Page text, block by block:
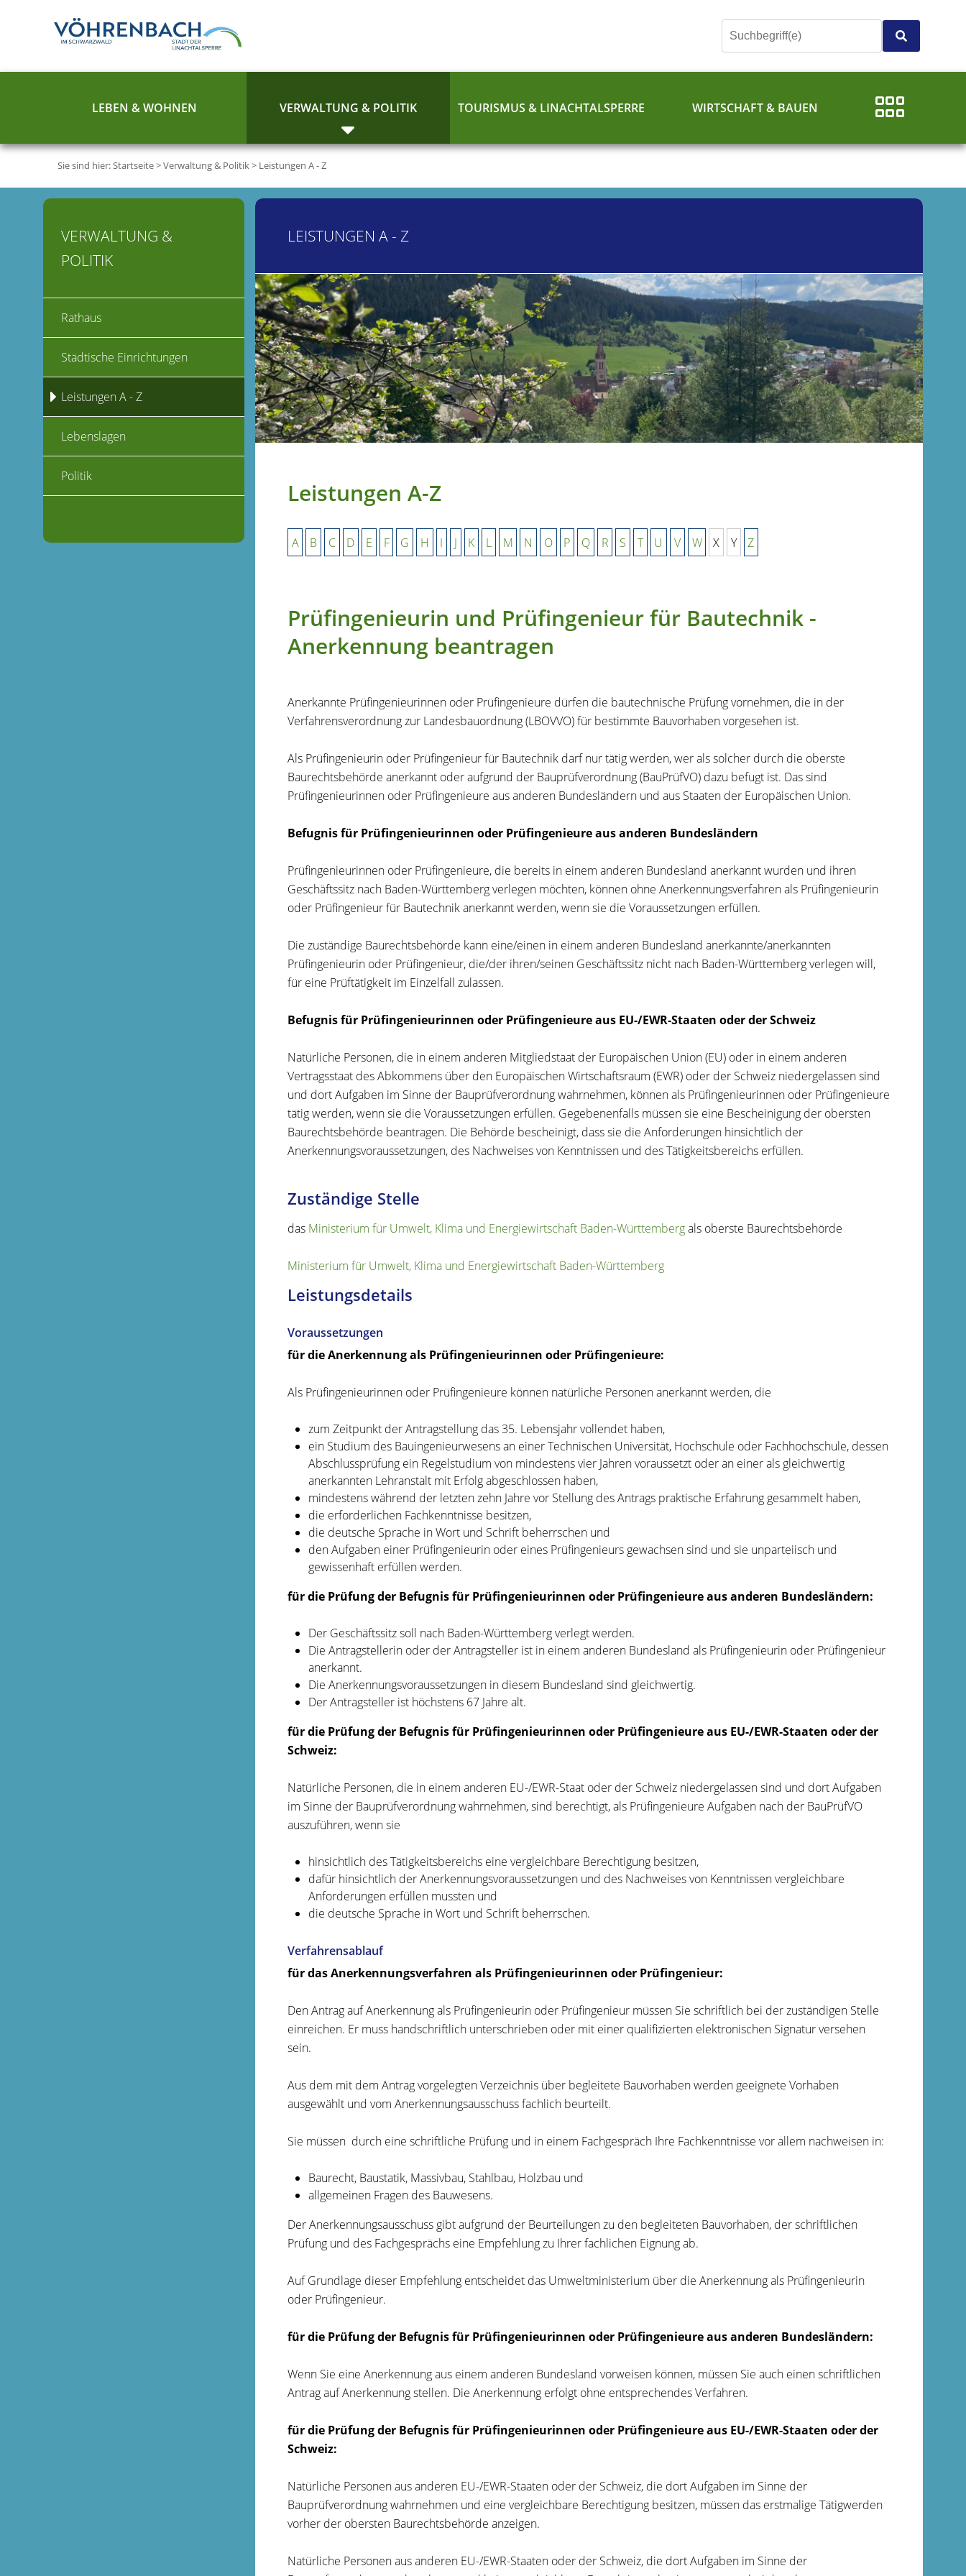
LEBEN & WOHNEN VERWALTUNG & POLITIK TOURISMUS & LINACHTALSPERRE WIRTSCHAFT & BAUEN
Sie sind hier:Startseite>Verwaltung & Politik> Leistungen A - Z
LEISTUNGEN A - Z
Leistungen A-Z
A B C D E F G H I J K L M N O P Q R S T U V W X Y Z
Prüfingenieurin und Prüfingenieur für Bautechnik -
Anerkennung beantragen
Anerkannte Prüfingenieurinnen oder Prüfingenieure dürfen die bautechnische Prüfung vornehmen, die in der
Verfahrensverordnung zur Landesbauordnung (LBOVVO) für bestimmte Bauvorhaben vorgesehen ist.
Als Prüfingenieurin oder Prüfingenieur für Bautechnik darf nur tätig werden, wer als solcher durch die oberste
Baurechtsbehörde anerkannt oder aufgrund der Bauprüfverordnung (BauPrüfVO) dazu befugt ist. Das sind
Prüfingenieurinnen oder Prüfingenieure aus anderen Bundesländern und aus Staaten der Europäischen Union.
Befugnis für Prüfingenieurinnen oder Prüfingenieure aus anderen Bundesländern
Prüfingenieurinnen oder Prüfingenieure, die bereits in einem anderen Bundesland anerkannt wurden und ihren
Geschäftssitz nach Baden-Württemberg verlegen möchten, können ohne Anerkennungsverfahren als Prüfingenieurin
oder Prüfingenieur für Bautechnik anerkannt werden, wenn sie die Voraussetzungen erfüllen.
Die zuständige Baurechtsbehörde kann eine/einen in einem anderen Bundesland anerkannte/anerkannten
Prüfingenieurin oder Prüfingenieur, die/der ihren/seinen Geschäftssitz nicht nach Baden-Württemberg verlegen will,
für eine Prüftätigkeit im Einzelfall zulassen.
Befugnis für Prüfingenieurinnen oder Prüfingenieure aus EU-/EWR-Staaten oder der Schweiz
Natürliche Personen, die in einem anderen Mitgliedstaat der Europäischen Union (EU) oder in einem anderen
Vertragsstaat des Abkommens über den Europäischen Wirtschaftsraum (EWR) oder der Schweiz niedergelassen sind
und dort Aufgaben im Sinne der Bauprüfverordnung wahrnehmen, können als Prüfingenieurinnen oder Prüfingenieure
tätig werden, wenn sie die Voraussetzungen erfüllen. Gegebenenfalls müssen sie eine Bescheinigung der obersten
Baurechtsbehörde beantragen. Die Behörde bescheinigt, dass sie die Anforderungen hinsichtlich der
Anerkennungsvoraussetzungen, des Nachweises von Kenntnissen und des Tätigkeitsbereichs erfüllen.
Zuständige Stelle
das Ministerium für Umwelt, Klima und Energiewirtschaft Baden-Württembergals oberste Baurechtsbehörde
Ministerium für Umwelt, Klima und Energiewirtschaft Baden-Württemberg
Leistungsdetails
Voraussetzungen
für die Anerkennung als Prüfingenieurinnen oder Prüfingenieure:
Als Prüfingenieurinnen oder Prüfingenieure können natürliche Personen anerkannt werden, die
zum Zeitpunkt der Antragstellung das 35. Lebensjahr vollendet haben,
ein Studium des Bauingenieurwesens an einer Technischen Universität, Hochschule oder Fachhochschule, dessen
Abschlussprüfung ein Regelstudium von mindestens vier Jahren voraussetzt oder an einer als gleichwertig
anerkannten Lehranstalt mit Erfolg abgeschlossen haben,
mindestens während der letzten zehn Jahre vor Stellung des Antrags praktische Erfahrung gesammelt haben,
die erforderlichen Fachkenntnisse besitzen,
die deutsche Sprache in Wort und Schrift beherrschen und
den Aufgaben einer Prüfingenieurin oder eines Prüfingenieurs gewachsen sind und sie unparteiisch und
gewissenhaft erfüllen werden.
für die Prüfung der Befugnis für Prüfingenieurinnen oder Prüfingenieure aus anderen Bundesländern:
Der Geschäftssitz soll nach Baden-Württemberg verlegt werden.
Die Antragstellerin oder der Antragsteller ist in einem anderen Bundesland als Prüfingenieurin oder Prüfingenieur
anerkannt.
Die Anerkennungsvoraussetzungen in diesem Bundesland sind gleichwertig.
Der Antragsteller ist höchstens 67 Jahre alt.
für die Prüfung der Befugnis für Prüfingenieurinnen oder Prüfingenieure aus EU-/EWR-Staaten oder der
Schweiz:
Natürliche Personen, die in einem anderen EU-/EWR-Staat oder der Schweiz niedergelassen sind und dort Aufgaben
im Sinne der Bauprüfverordnung wahrnehmen, sind berechtigt, als Prüfingenieure Aufgaben nach der BauPrüfVO
auszuführen, wenn sie
hinsichtlich des Tätigkeitsbereichs eine vergleichbare Berechtigung besitzen,
dafür hinsichtlich der Anerkennungsvoraussetzungen und des Nachweises von Kenntnissen vergleichbare
Anforderungen erfüllen mussten und
die deutsche Sprache in Wort und Schrift beherrschen.
Verfahrensablauf
für das Anerkennungsverfahren als Prüfingenieurinnen oder Prüfingenieur:
Den Antrag auf Anerkennung als Prüfingenieurin oder Prüfingenieur müssen Sie schriftlich bei der zuständigen Stelle
einreichen. Er muss handschriftlich unterschrieben oder mit einer qualifizierten elektronischen Signatur versehen
sein.
Aus dem mit dem Antrag vorgelegten Verzeichnis über begleitete Bauvorhaben werden geeignete Vorhaben
ausgewählt und vom Anerkennungsausschuss fachlich beurteilt.
Sie müssen durch eine schriftliche Prüfung und in einem Fachgespräch Ihre Fachkenntnisse vor allem nachweisen in:
Baurecht, Baustatik, Massivbau, Stahlbau, Holzbau und
allgemeinen Fragen des Bauwesens.
Der Anerkennungsausschuss gibt aufgrund der Beurteilungen zu den begleiteten Bauvorhaben, der schriftlichen
Prüfung und des Fachgesprächs eine Empfehlung zu Ihrer fachlichen Eignung ab.
Auf Grundlage dieser Empfehlung entscheidet das Umweltministerium über die Anerkennung als Prüfingenieurin
oder Prüfingenieur.
für die Prüfung der Befugnis für Prüfingenieurinnen oder Prüfingenieure aus anderen Bundesländern:
Wenn Sie eine Anerkennung aus einem anderen Bundesland vorweisen können, müssen Sie auch einen schriftlichen
Antrag auf Anerkennung stellen. Die Anerkennung erfolgt ohne entsprechendes Verfahren.
für die Prüfung der Befugnis für Prüfingenieurinnen oder Prüfingenieure aus EU-/EWR-Staaten oder der
Schweiz:
Natürliche Personen aus anderen EU-/EWR-Staaten oder der Schweiz, die dort Aufgaben im Sinne der
Bauprüfverordnung wahrnehmen und eine vergleichbare Berechtigung besitzen, müssen das erstmalige Tätigwerden
vorher der obersten Baurechtsbehörde anzeigen.
Natürliche Personen aus anderen EU-/EWR-Staaten oder der Schweiz, die dort Aufgaben im Sinne der
VERWALTUNG &
POLITIK
Rathaus
Städtische Einrichtungen
Leistungen A - Z
Lebenslagen
Politik